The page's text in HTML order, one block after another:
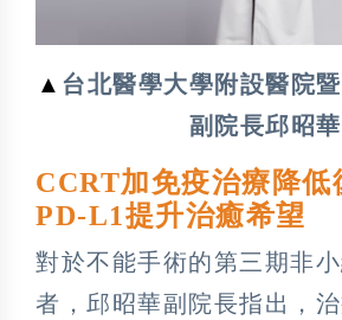
▲ 台北醫學大學附設醫院
副院長邱昭華
CCRT加免疫治療降
PD-L1提升治癒希望
對於不能手術的第三期非
者，邱昭華副院長指出，